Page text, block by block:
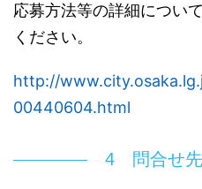
応募方法等の詳細につい
ください。
http://
00440604.html
4 問合せ先